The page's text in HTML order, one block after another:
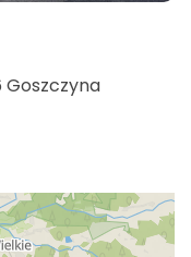
Goszczyna